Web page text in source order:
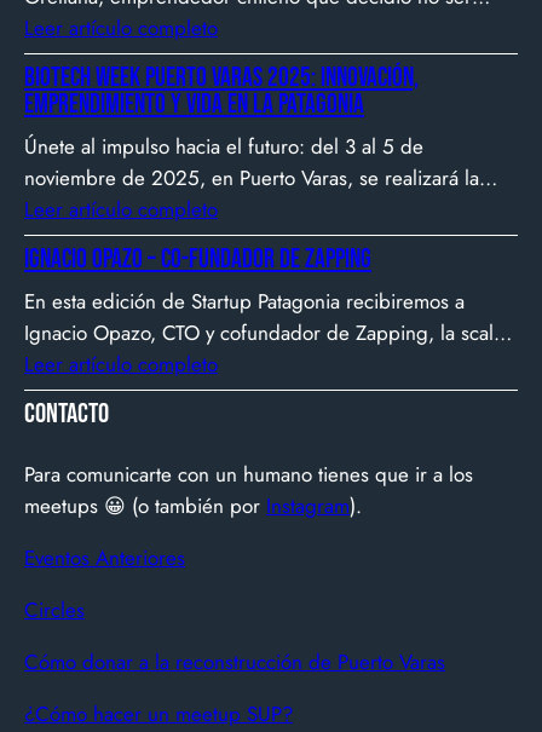
gerente, sino constructor de impacto. Desde que en
2007 fundó Webprendedor (¡un visionario!), evento
que buscó dar visibilidad al emprendimiento
tecnológico en Chile, hasta fundar Welcu, la primera
empresa latinoamericana acelerada por 500 Startups en
Silicon Valley.
Leer artículo completo
Biotech Week Puerto Varas 2025: Innovación,
emprendimiento y vida en la Patagonia
Únete al impulso hacia el futuro: del 3 al 5 de
noviembre de 2025, en Puerto Varas, se realizará la
Biotech Week Puerto Varas 2025 donde la
biotecnología, el emprendimiento y el entorno
patagónico convergen para transformar ideas en
impacto.
Leer artículo completo
Ignacio Opazo – Co-Fundador de Zapping
En esta edición de Startup Patagonia recibiremos a
Ignacio Opazo, CTO y cofundador de Zapping, la scale-
up chilena que está cambiando la manera en que
América Latina ve televisión. ​Zapping nació con una idea
simple y potente: ofrecer una experiencia de TV por
internet fluida, sin decodificadores ni contratos, y hoy
suma más de 600…
Leer artículo completo
Contacto
Para comunicarte con un humano tienes que ir a los
meetups 😀 (o también por Instagram).
Eventos Anteriores
Circles
Cómo donar a la reconstrucción de Puerto Varas
¿Cómo hacer un meetup SUP?